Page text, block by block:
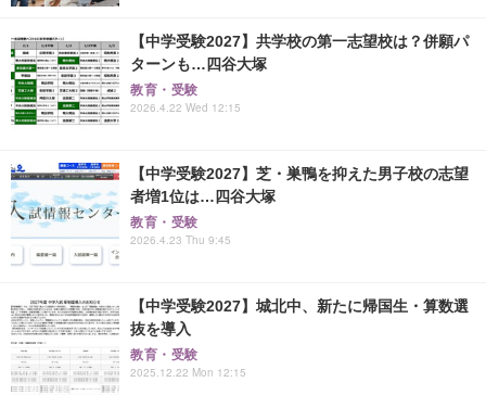
【中学受験2027】共学校の第一志望校は？併願パ
ターンも…四谷大塚
教育・受験
2026.4.22 Wed 12:15
【中学受験2027】芝・巣鴨を抑えた男子校の志望
者増1位は…四谷大塚
教育・受験
2026.4.23 Thu 9:45
【中学受験2027】城北中、新たに帰国生・算数選
抜を導入
教育・受験
2025.12.22 Mon 12:15